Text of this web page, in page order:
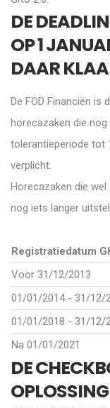
DE
OP 1
DAAR
De FOD Financiën is
horecazaken die
tolerantieperiode tot
verplicht.
Horecazaken die
nog iets langer
Registratiedatum
Voor 31/12/2013
01/01/2014 - 31/12/
01/01/2018 - 31/12/
Na 01/01/2021
DE